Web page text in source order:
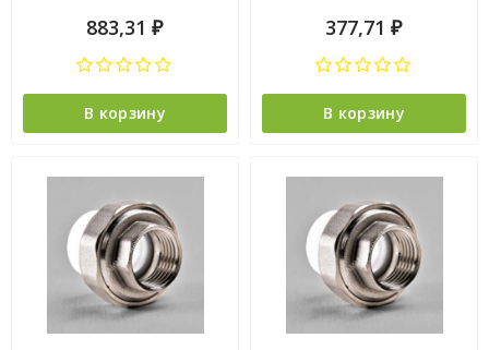
883,31 ₽
В корзину
377,71 ₽
В корзину